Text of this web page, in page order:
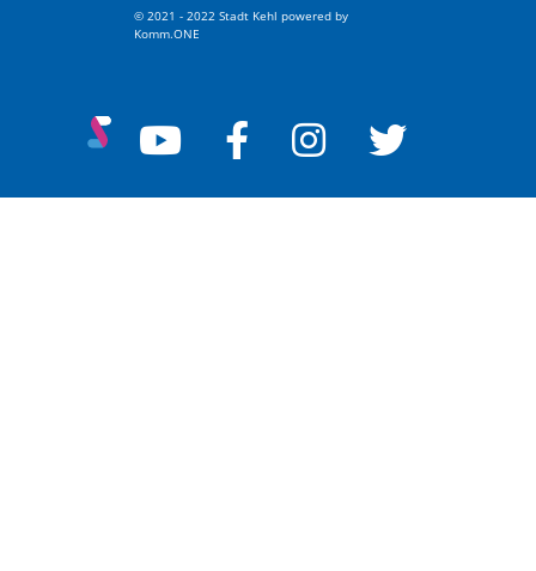
© 2021 - 2022 Stadt Kehl powered by
Komm.ONE